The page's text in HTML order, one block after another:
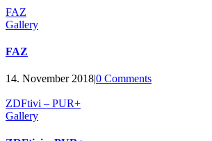
FAZ
Gallery
FAZ
14. November 2018|0 Comments
ZDFtivi – PUR+
Gallery